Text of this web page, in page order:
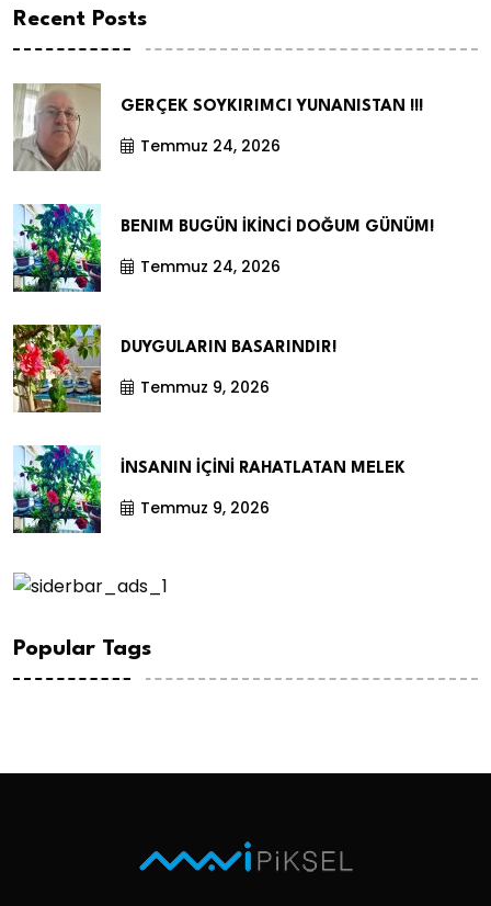
Recent Posts
GERÇEK SOYKIRIMCI YUNANISTAN !!!
Temmuz 24, 2026
BENIM BUGÜN İKİNCİ DOĞUM GÜNÜM!
Temmuz 24, 2026
DUYGULARIN BASARINDIR!
Temmuz 9, 2026
İNSANIN İÇİNİ RAHATLATAN MELEK
Temmuz 9, 2026
Popular Tags